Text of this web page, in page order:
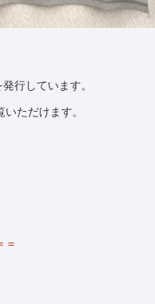
行しています。
ただけます。
＝